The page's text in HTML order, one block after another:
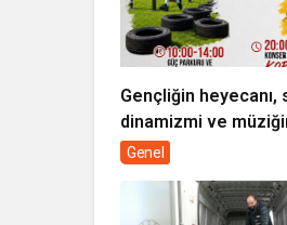
Gençliğin heyecanı,
dinamizmi ve
Kocasinan’da bir
Genel